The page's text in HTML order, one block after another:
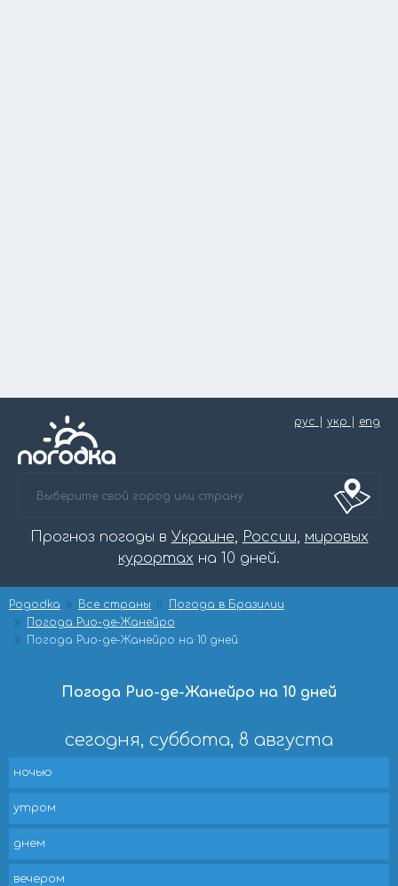
рус укр eng
Прогноз погоды в Украине, России, мировых
курортах на 10 дней.
Pogodka Все страны
Погода в Бразилии
Погода Рио-де-Жанейро
Погода Рио-де-Жанейро на 10 дней
Погода Рио-де-Жанейро на 10 дней
сегодня, суббота, 8 августа
ночью
утром
днем
вечером